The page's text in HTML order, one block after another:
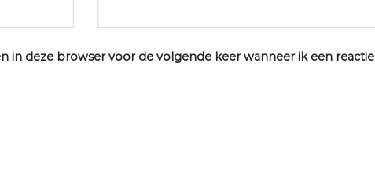
in deze browser voor de volgende keer wanneer ik een reactie